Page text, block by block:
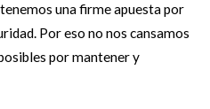
una firme apuesta por
Por eso no nos cansamos
por mantener y